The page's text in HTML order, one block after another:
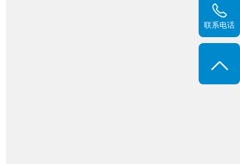
联系电话